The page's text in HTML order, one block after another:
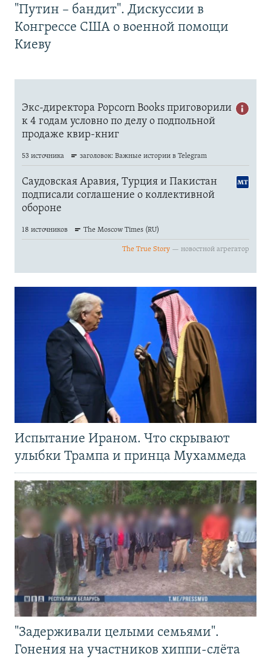
"Путин – бандит". Дискуссии в
Конгрессе США о военной помощи
Киеву
Испытание Ираном. Что скрывают
улыбки Трампа и принца Мухаммеда
"Задерживали целыми семьями".
Гонения на участников хиппи-слёта